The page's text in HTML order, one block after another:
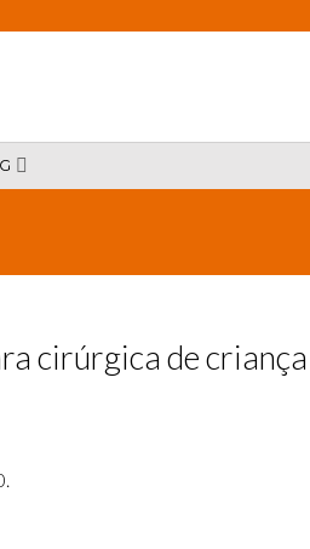
cirúrgica de criança